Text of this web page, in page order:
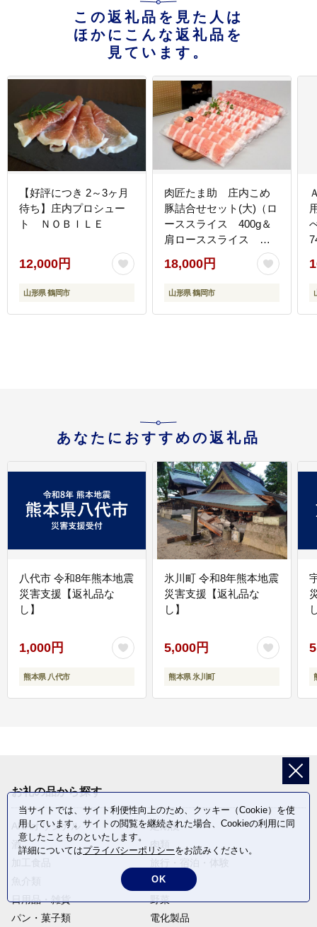
この返礼品を見た人は
ほかにこんな返礼品を
見ています。
【好評につき 2～3ヶ月
待ち】庄内プロシュー
ト ＮＯＢＩＬＥ
12,000円
山形県 鶴岡市
肉匠たま助 庄内こめ
豚詰合せセット(大)（ロ
ーススライス 400g＆
肩ローススライス
400g＆バラスライス
400g）合計1.2kg K-
649
18,000円
山形県 鶴岡市
あなたにおすすめの返礼品
八代市 令和8年熊本地震
災害支援【返礼品な
し】
1,000円
熊本県 八代市
氷川町 令和8年熊本地震
災害支援【返礼品な
し】
5,000円
熊本県 氷川町
お礼の品から探す
ANAオリジナル
定期便
酒
肉類
麺類
日用品・雑貨
野菜
パン・菓子類
電化製品
当サイトでは、サイト利便性向上のため、クッキー（Cookie）を使
用しています。サイトの閲覧を継続された場合、Cookieの利用に同
意したことものといたします。
詳細についてはプライバシーポリシーをお読みください。
OK